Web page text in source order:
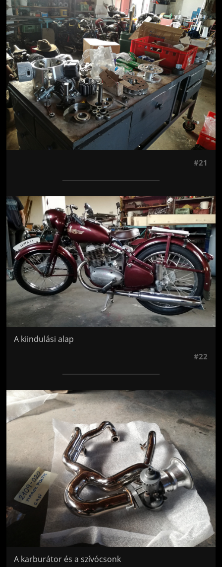
Jön még kép!
#21
Jön még kép!
A kiindulási alap
#22
Jön még kép!
A karburátor és a szívócsonk